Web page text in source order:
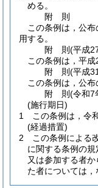
める。
附 則
この条例は，公
用する。
附 則(平成
この条例は，平成
附 則(平成
この条例は，公布
附 則(令和7
(施行期日)
1
この条例は，令
(経過措置)
2
この条例による
に関する条例の規
又は参加する者
た者については，